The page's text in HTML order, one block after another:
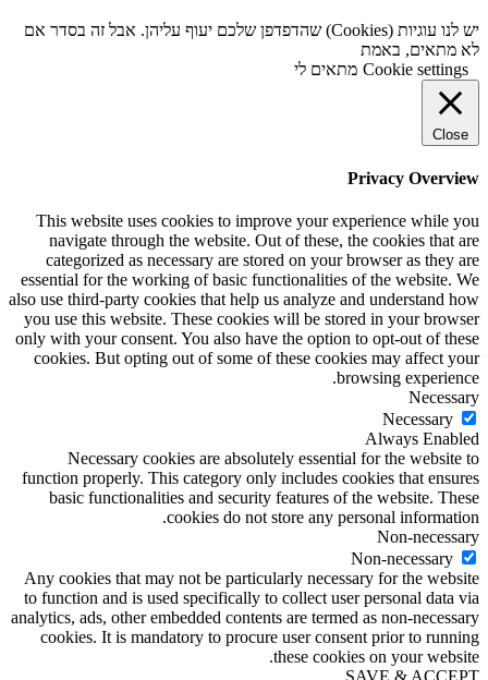
יש לנו עוגיות (Cookies) שהדפדפן שלכם יעוף עליהן. אבל זה בסדר אם
לא מתאים, באמת
Cookie settings מתאים לי
Close
Privacy Overview
This website uses cookies to improve your experience while you
navigate through the website. Out of these, the cookies that are
categorized as necessary are stored on your browser as they are
essential for the working of basic functionalities of the website. We
also use third-party cookies that help us analyze and understand how
you use this website. These cookies will be stored in your browser
only with your consent. You also have the option to opt-out of these
cookies. But opting out of some of these cookies may affect your
browsing experience.
Necessary
Necessary
Always Enabled
Necessary cookies are absolutely essential for the website to
function properly. This category only includes cookies that ensures
basic functionalities and security features of the website. These
cookies do not store any personal information.
Non-necessary
Non-necessary
Any cookies that may not be particularly necessary for the website
to function and is used specifically to collect user personal data via
analytics, ads, other embedded contents are termed as non-necessary
cookies. It is mandatory to procure user consent prior to running
these cookies on your website.
SAVE & ACCEPT